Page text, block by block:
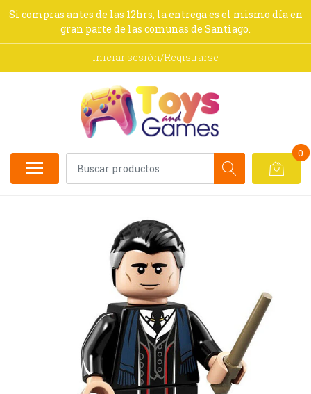
Si compras antes de las 12hrs, la entrega es el mismo día en
gran parte de las comunas de Santiago.
Iniciar sesión/Registrarse
0